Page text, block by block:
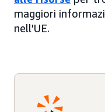
maggiori
nell'UE.